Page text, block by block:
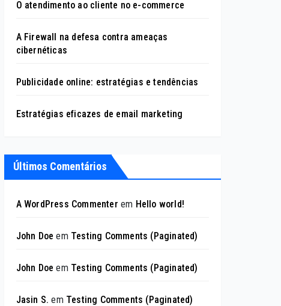
O atendimento ao cliente no e-commerce
A Firewall na defesa contra ameaças
cibernéticas
Publicidade online: estratégias e tendências
Estratégias eficazes de email marketing
Últimos Comentários
A WordPress Commenter em Hello world!
John Doe em Testing Comments (Paginated)
John Doe em Testing Comments (Paginated)
Jasin S. em Testing Comments (Paginated)